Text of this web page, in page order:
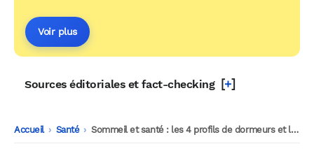
Voir plus
Sources éditoriales et fact-checking [+]
Accueil -
Santé -
Sommeil et santé : les 4 profils de dormeurs et leurs impacts à long terme